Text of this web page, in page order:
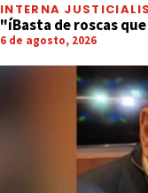
INTERNA
"íBasta de roscas
6 de agosto, 2026